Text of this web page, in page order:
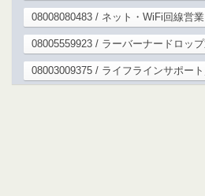
08008080483 / ネット・WiFi回線営業
08005559923 / ラーバーナードロッ
08003009375 / ライフラインサポー